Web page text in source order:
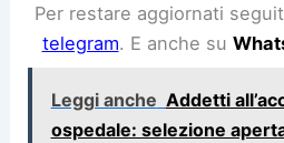
Per restare aggiornati
telegram. E anche su
Leggi anche Addetti
ospedale: selezione